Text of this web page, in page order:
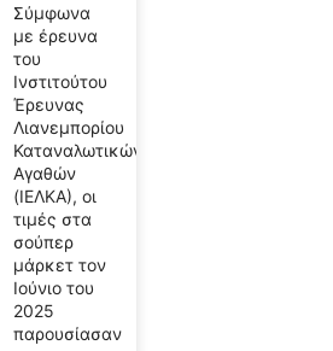
Σύμφωνα
με έρευνα
του
Ινστιτούτου
Έρευνας
Λιανεμπορίου
Καταναλωτικών
Αγαθών
(ΙΕΛΚΑ), οι
τιμές στα
σούπερ
μάρκετ τον
Ιούνιο του
2025
παρουσίασαν